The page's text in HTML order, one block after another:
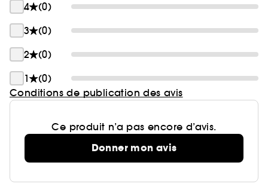
4
(0)
3
(0)
2
(0)
1
(0)
Conditions de publication des avis
Ce produit n’a pas encore d’avis.
Donner mon avis